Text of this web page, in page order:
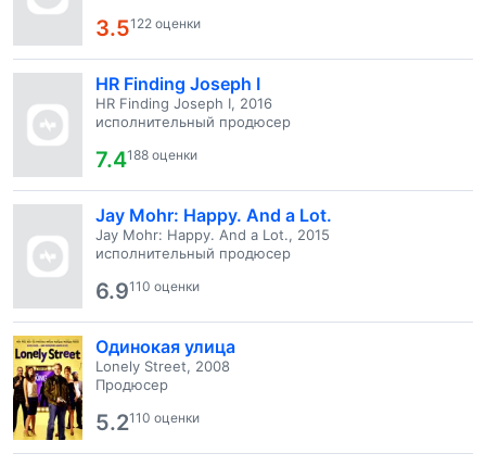
3.5122 оценки
HR Finding Joseph I
HR Finding Joseph I, 2016
исполнительный продюсер
7.4188 оценки
Jay Mohr: Happy. And a Lot.
Jay Mohr: Happy. And a Lot., 2015
исполнительный продюсер
6.9110 оценки
Одинокая улица
Lonely Street, 2008
Продюсер
5.2110 оценки